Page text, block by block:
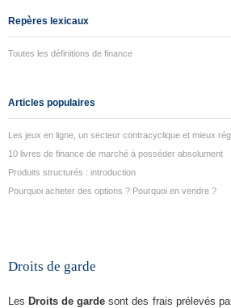
Repères lexicaux
Toutes les définitions de finance
Articles populaires
Les jeux en ligne, un secteur contracyclique et mieux
10 livres de finance de marché à posséder absolument
Produits structurés : introduction
Pourquoi acheter des options ? Pourquoi en vendre ?
Droits de garde
Les Droits de garde sont des frais prélevés